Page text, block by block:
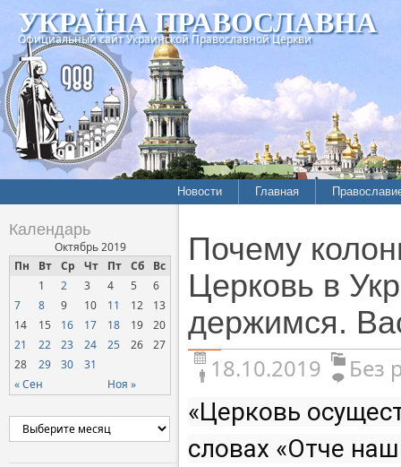
УКРАЇНА ПРАВОСЛАВНА
Официальный сайт Украинской Православной Церкви
Новости Главная
Календарь
Октябрь 2019
Пн
Вт Ср Чт Пт Сб Вс
« Сен Ноя »
1 2 3 4 5
6
7
8 9 10 11 12
13
14
15 16 17 18 19
20
21
22 23 24 25 26
27
28
29 30 31
Почему
Церковь в
держимся.
18.10.2019
Без
«Церковь
словах «Отче